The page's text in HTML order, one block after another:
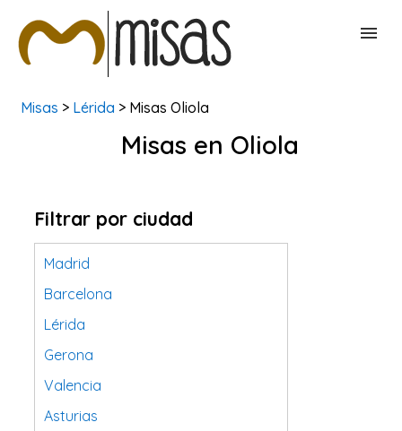
BUSCAR MISAS
Misas > Lérida > Misas Oliola
Misas en Oliola
Filtrar por ciudad
Madrid
Barcelona
Lérida
Gerona
Valencia
Asturias